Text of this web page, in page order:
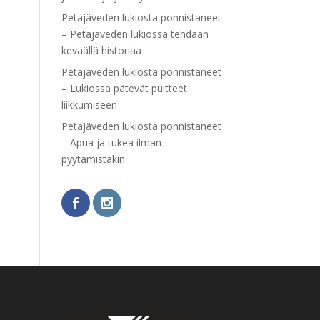
Petäjäveden lukiosta ponnistaneet
– Petäjäveden lukiossa tehdään
keväällä historiaa
Petäjäveden lukiosta ponnistaneet
– Lukiossa pätevät puitteet
liikkumiseen
Petäjäveden lukiosta ponnistaneet
– Apua ja tukea ilman
pyytämistäkin